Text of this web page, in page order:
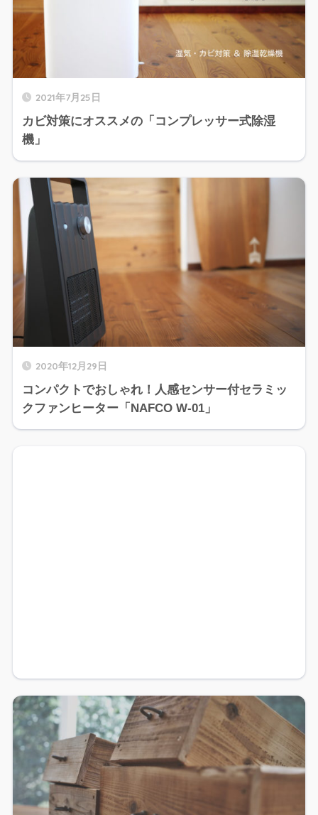
2021年7月25日
カビ対策にオススメの「コンプレッサー式除湿
機」
2020年12月29日
コンパクトでおしゃれ！人感センサー付セラミッ
クファンヒーター「NAFCO W-01」